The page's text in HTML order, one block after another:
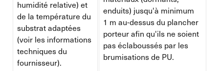
humidité relative) et
de la température du
substrat adaptées
(voir les informations
techniques du
fournisseur).
enduits) jusqu'à minimum
1 m au-dessus du plancher
porteur afin qu'ils ne soient
pas éclaboussés par les
brumisations de PU.